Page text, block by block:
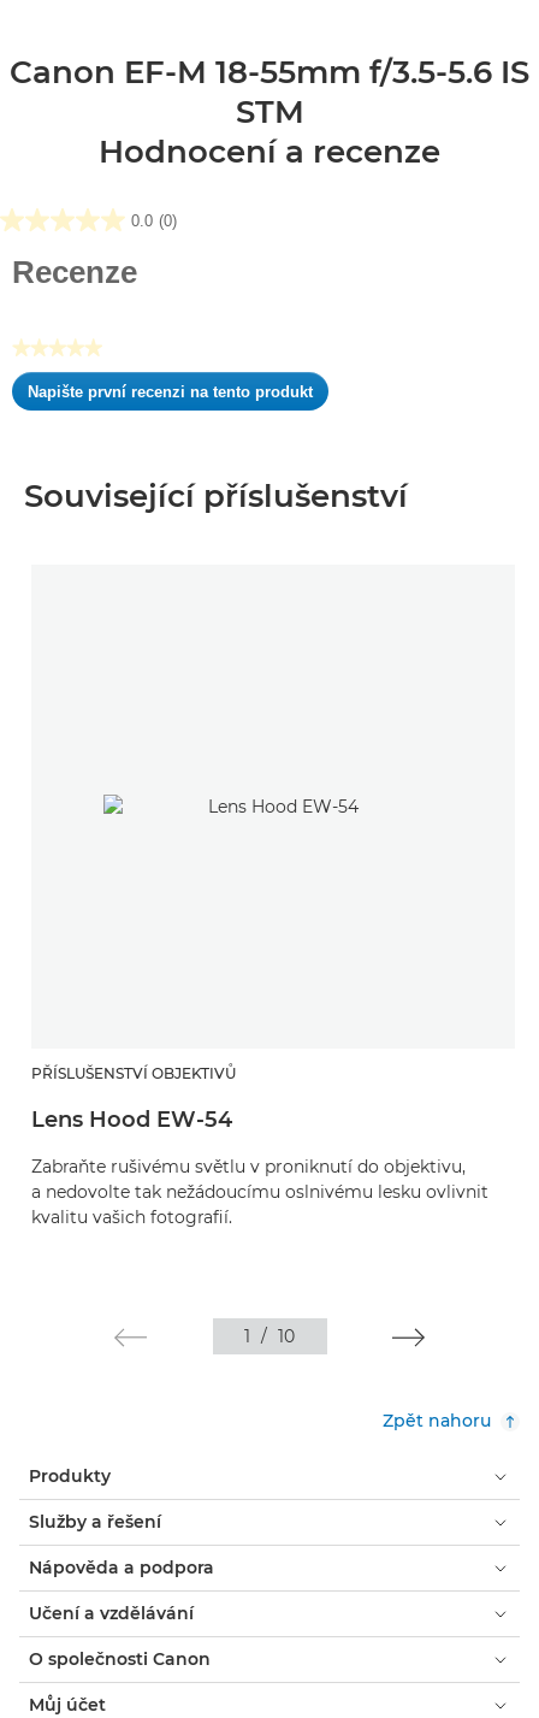
Canon EF-M 18-55mm f/3.5-5.6 IS
STM
Hodnocení a recenze
0.0 (0)
0.0
Recenze
★★★★★
Žádná
hodnota
Napište první recenzi na tento produkt
.
otevře
dialogové
Související příslušenství
PŘÍSLUŠENSTVÍ OBJEKTIVŮ
Lens Hood EW-54
Zabraňte rušivému světlu v proniknutí do objektivu,
a nedovolte tak nežádoucímu oslnivému lesku ovlivnit
kvalitu vašich fotografií.
1 / 10
Zpět nahoru
Produkty
Služby a řešení
Nápověda a podpora
Učení a vzdělávání
O společnosti Canon
Můj účet